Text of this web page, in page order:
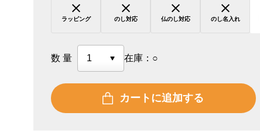
ラッピング のし対応 仏のし対応 のし名入れ
数量 在庫： ○
カートに追加する